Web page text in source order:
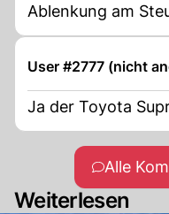
Ablenkung am
User #2777 (nicht
Ja der Toyota
Alle
Weiterlesen